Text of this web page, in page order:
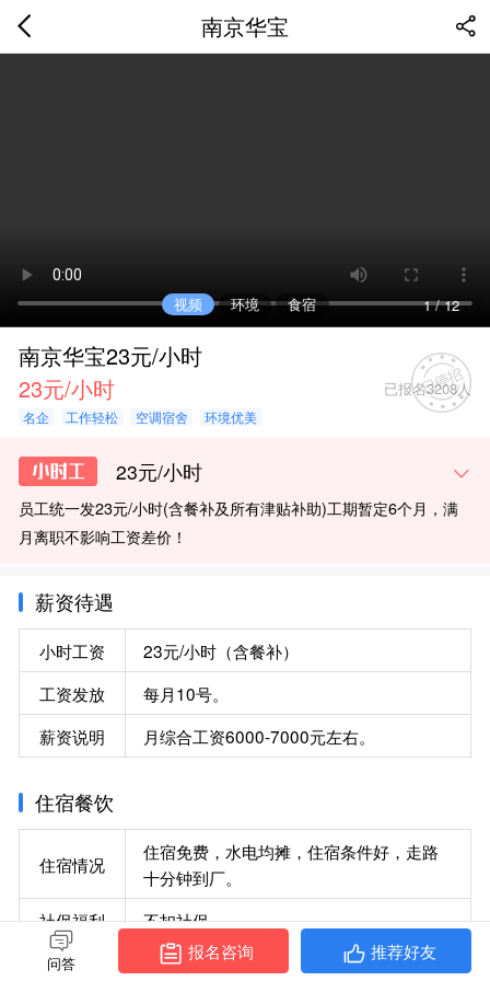
南京华宝
问答
推荐好友
报名咨询
1/12
视频 环境 食宿
南京华宝23元/小时
23元/小时
已报名3208人
名企 工作轻松 空调宿舍 环境优美
23元/小时
员工统一发23元/小时(含餐补及所有津贴补助)工期暂定6个月，满
月离职不影响工资差价！
提示2：面试人员请当天十点半之前报备名单，11点之前到华宝东
提示3：至少两针疫苗!
薪资待遇
小时工资
23元/小时（含餐补）
工资发放
每月10号。
薪资说明
月综合工资6000-7000元左右。
住宿餐饮
住宿情况
住宿免费，水电均摊，住宿条件好，走路
十分钟到厂。
社保福利
不扣社保